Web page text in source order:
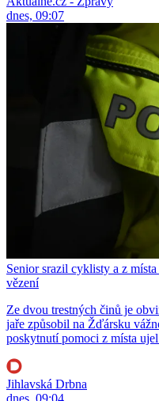
dnes, 09:07
Senior srazil cyklisty a z
vězení
Ze dvou trestných činů je
jaře způsobil na Žďársku
poskytnutí pomoci z místa
Jihlavská Drbna